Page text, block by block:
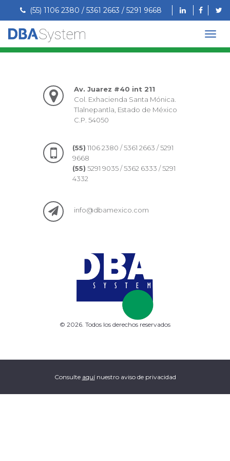
(55) 1106 2380 / 5361 2663 / 5291 9668
Av. Juarez #40 int 211
Col. Exhacienda Santa Mónica.
Tlalnepantla, Estado de México
C.P. 54050
(55) 1106 2380 / 5361 2663 / 5291
9668
(55) 5291 9035 / 5362 6333 / 5291
4332
info@dbamexico.com
© 2026. Todos los derechos reservados
Consulte aquínuestro aviso de privacidad